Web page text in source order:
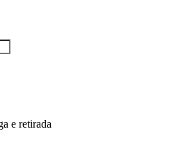
e retirada